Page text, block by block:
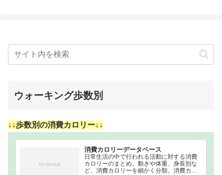
ウォーキング歩数別
↓↓歩数別の消費カロリー↓↓
消費カロリーデータベース
日常生活の中で行われる活動に対する消費
カロリーのまとめ。動きや体重、身長別な
ど、消費カロリーを細かく分類。消費カロ